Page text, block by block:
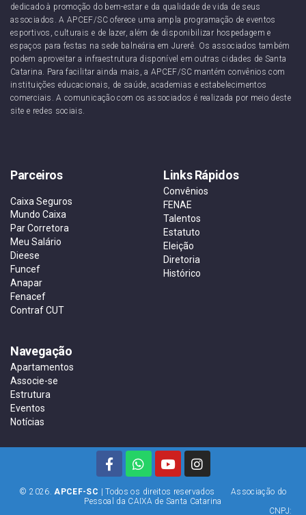
dedicado à promoção do bem-estar e da qualidade de vida de seus
associados. A APCEF/SC oferece uma ampla programação de eventos
esportivos, culturais e de lazer, além de disponibilizar hospedagem e
espaços para festas na sede balneária em Jurerê. Os associados também
podem aproveitar a infraestrutura disponível em outras cidades de Santa
Catarina. Para facilitar ainda mais, a APCEF/SC mantém convênios com
instituições educacionais, de saúde, academias e estabelecimentos
comerciais. A comunicação com os associados é realizada por meio deste
site e redes sociais.
Parceiros
Caixa Seguros
Mundo Caixa
Par Corretora
Meu Salário
Dieese
Funcef
Anapar
Fenacef
Contraf CUT
Links Rápidos
Convênios
FENAE
Talentos
Estatuto
Eleição
Diretoria
Histórico
Navegação
Apartamentos
Associe-se
Estrutura
Eventos
Notícias
© 2026.APCEF-SC | Todos os direitos reservados Associação do
Pessoal da CAIXA de Santa Catarina
CNPJ: